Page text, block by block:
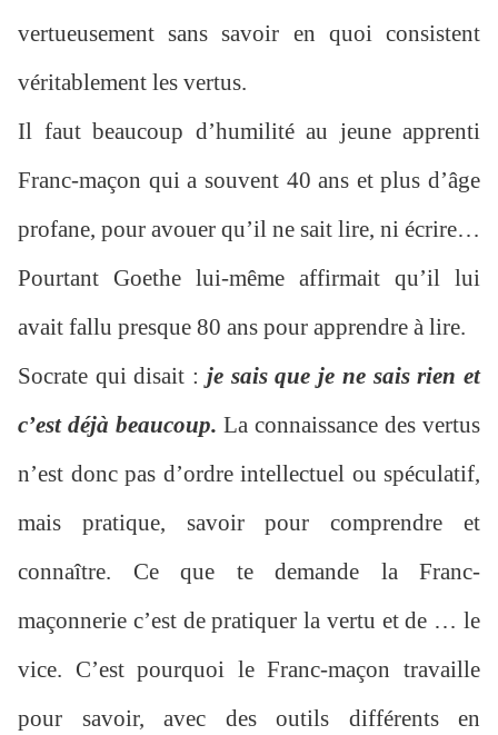
vertueusement sans savoir en quoi consistent
véritablement les vertus.
Il faut beaucoup d’humilité au jeune apprenti
Franc-maçon qui a souvent 40 ans et plus d’âge
profane, pour avouer qu’il ne sait lire, ni écrire…
Pourtant Goethe lui-même affirmait qu’il lui
avait fallu presque 80 ans pour apprendre à lire.
Socrate qui disait : je sais que je ne sais rien et
c’est déjà beaucoup. La connaissance des vertus
n’est donc pas d’ordre intellectuel ou spéculatif,
mais pratique, savoir pour comprendre et
connaître. Ce que te demande la Franc-
maçonnerie c’est de pratiquer la vertu et de … le
vice. C’est pourquoi le Franc-maçon travaille
pour savoir, avec des outils différents en